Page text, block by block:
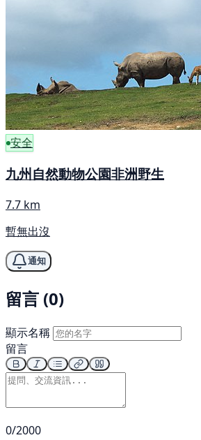
安全
九州自然動物公園非洲野生
7.7 km
暫無出沒
通知
留言 (0)
顯示名稱
留言
0/2000